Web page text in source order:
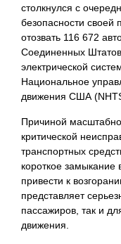
столкнулся с
безопасности
отозвать 116 672
Соединенных
электрической
Национальное
движения США
Причиной
критической
транспортных
короткое замыкание
привести к
представляет
пассажиров, так и
движения.